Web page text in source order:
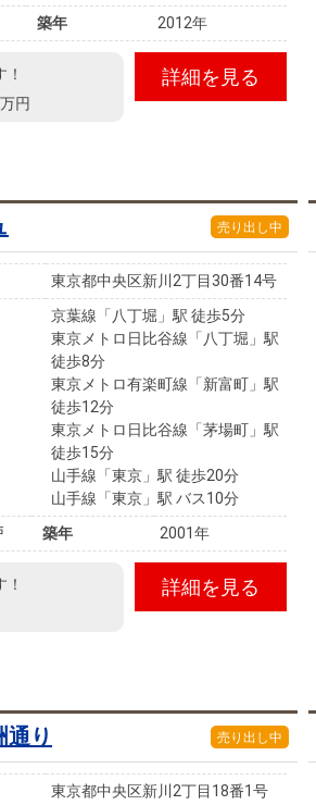
築年 2012年
万円
詳細を見る
売り出し中
東京都中央区新川2丁目30番14号
京葉線「八丁堀」駅 徒歩5分
東京メトロ日比谷線「八丁堀」駅
徒歩8分
東京メトロ有楽町線「新富町」駅
徒歩12分
東京メトロ日比谷線「茅場町」駅
徒歩15分
山手線「東京」駅 徒歩20分
山手線「東京」駅 バス10分
築年 2001年
詳細を見る
通り 売り出し中
東京都中央区新川2丁目18番1号